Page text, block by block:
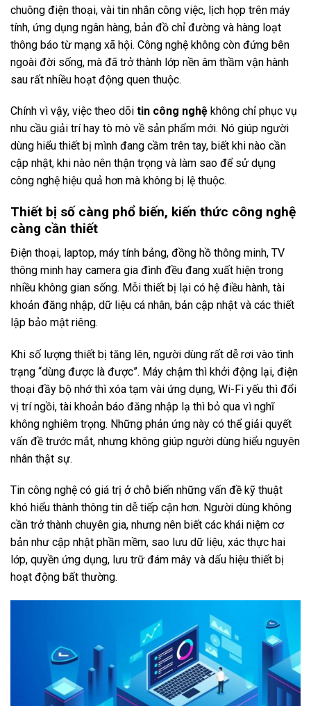
chuông điện thoại, vài tin nhắn công việc, lịch họp trên máy
tính, ứng dụng ngân hàng, bản đồ chỉ đường và hàng loạt
thông báo từ mạng xã hội. Công nghệ không còn đứng bên
ngoài đời sống, mà đã trở thành lớp nền âm thầm vận hành
sau rất nhiều hoạt động quen thuộc.
Chính vì vậy, việc theo dõi tin công nghệ không chỉ phục vụ
nhu cầu giải trí hay tò mò về sản phẩm mới. Nó giúp người
dùng hiểu thiết bị mình đang cầm trên tay, biết khi nào cần
cập nhật, khi nào nên thận trọng và làm sao để sử dụng
công nghệ hiệu quả hơn mà không bị lệ thuộc.
Thiết bị số càng phổ biến, kiến thức công nghệ
càng cần thiết
Điện thoại, laptop, máy tính bảng, đồng hồ thông minh, TV
thông minh hay camera gia đình đều đang xuất hiện trong
nhiều không gian sống. Mỗi thiết bị lại có hệ điều hành, tài
khoản đăng nhập, dữ liệu cá nhân, bản cập nhật và các thiết
lập bảo mật riêng.
Khi số lượng thiết bị tăng lên, người dùng rất dễ rơi vào tình
trạng “dùng được là được”. Máy chậm thì khởi động lại, điện
thoại đầy bộ nhớ thì xóa tạm vài ứng dụng, Wi-Fi yếu thì đổi
vị trí ngồi, tài khoản báo đăng nhập lạ thì bỏ qua vì nghĩ
không nghiêm trọng. Những phản ứng này có thể giải quyết
vấn đề trước mắt, nhưng không giúp người dùng hiểu nguyên
nhân thật sự.
Tin công nghệ có giá trị ở chỗ biến những vấn đề kỹ thuật
khó hiểu thành thông tin dễ tiếp cận hơn. Người dùng không
cần trở thành chuyên gia, nhưng nên biết các khái niệm cơ
bản như cập nhật phần mềm, sao lưu dữ liệu, xác thực hai
lớp, quyền ứng dụng, lưu trữ đám mây và dấu hiệu thiết bị
hoạt động bất thường.